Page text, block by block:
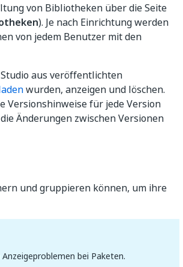
von Bibliotheken über die Seite
). Je nach Einrichtung werden
von jedem Benutzer mit den
aus veröffentlichten
wurden, anzeigen und löschen.
Versionshinweise für jede Version
Änderungen zwischen Versionen
und gruppieren können, um ihre
bei Paketen.